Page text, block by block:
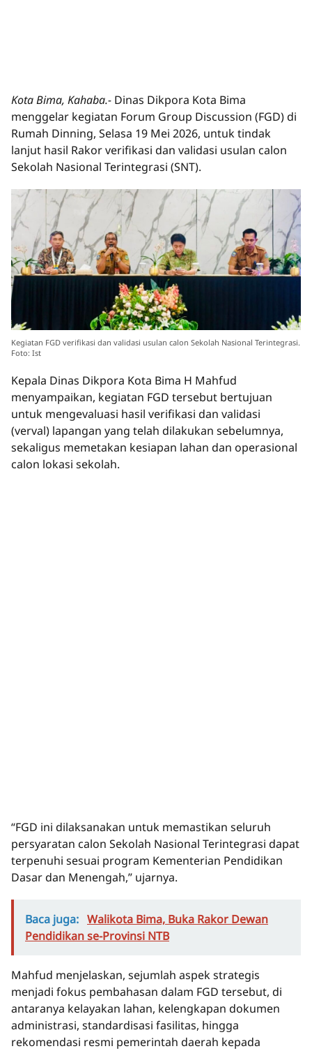
Kota Bima, Kahaba.- Dinas Dikpora Kota Bima
menggelar kegiatan Forum Group Discussion (FGD) di
Rumah Dinning, Selasa 19 Mei 2026, untuk tindak
lanjut hasil Rakor verifikasi dan validasi usulan calon
Sekolah Nasional Terintegrasi (SNT).
Kegiatan FGD verifikasi dan validasi usulan calon Sekolah Nasional Terintegrasi.
Foto: Ist
Kepala Dinas Dikpora Kota Bima H Mahfud
menyampaikan, kegiatan FGD tersebut bertujuan
untuk mengevaluasi hasil verifikasi dan validasi
(verval) lapangan yang telah dilakukan sebelumnya,
sekaligus memetakan kesiapan lahan dan operasional
calon lokasi sekolah.
“FGD ini dilaksanakan untuk memastikan seluruh
persyaratan calon Sekolah Nasional Terintegrasi dapat
terpenuhi sesuai program Kementerian Pendidikan
Dasar dan Menengah,” ujarnya.
Baca juga: Walikota Bima, Buka Rakor Dewan
Pendidikan se-Provinsi NTB
Mahfud menjelaskan, sejumlah aspek strategis
menjadi fokus pembahasan dalam FGD tersebut, di
antaranya kelayakan lahan, kelengkapan dokumen
administrasi, standardisasi fasilitas, hingga
rekomendasi resmi pemerintah daerah kepada